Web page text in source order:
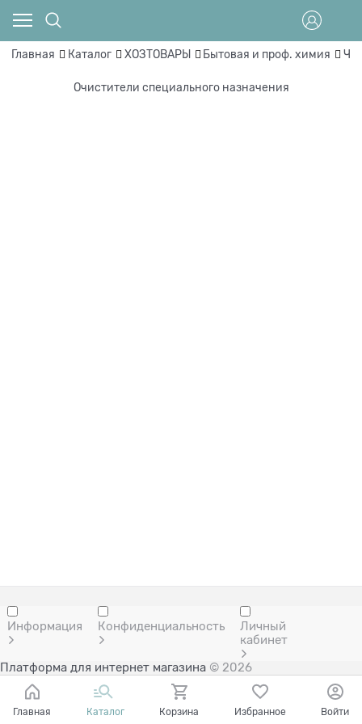
Главная Каталог ХОЗТОВАРЫ Бытовая и проф. химия
Очистители специального назначения
Информация Конфиденциальность
Личный
кабинет
Платформа для интернет магазина © 2026
Главная Каталог Корзина Избранное Войти